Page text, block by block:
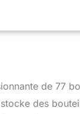
de 77
des